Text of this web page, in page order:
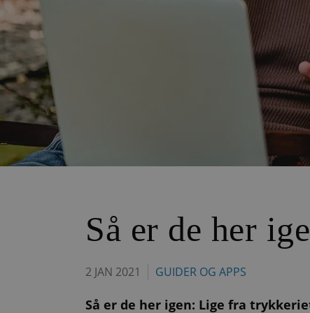
Så er de her
2 JAN 2021 GUIDER OG APPS
Så er de her igen: Lige fra